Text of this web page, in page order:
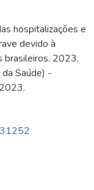
hospitalizações e
devido à
brasileiros. 2023.
Saúde) -